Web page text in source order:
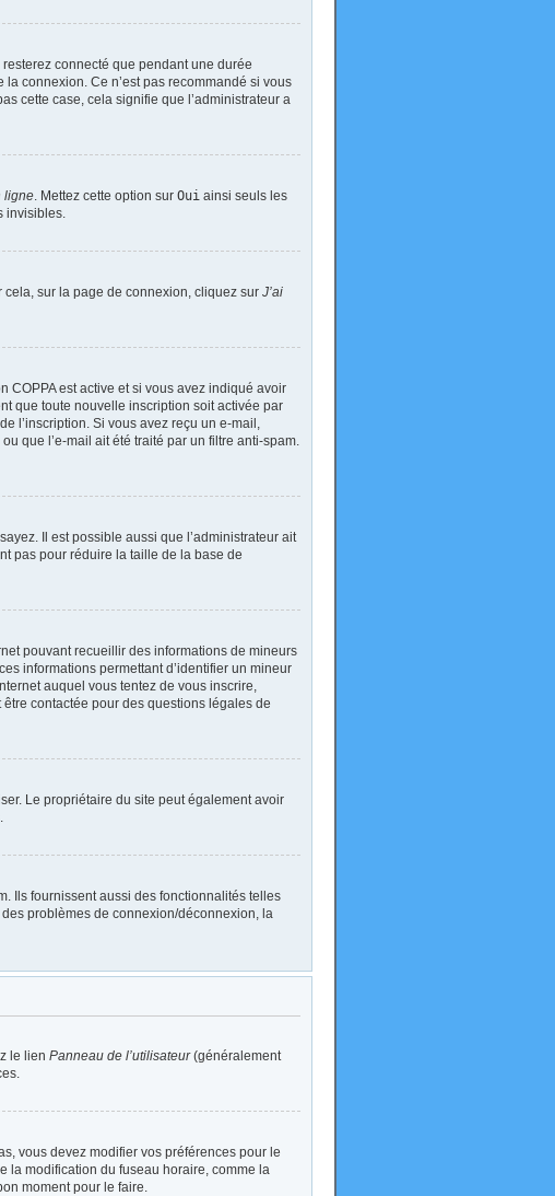
connecté que pendant une durée
connexion. Ce n’est pas recommandé si vous
cette case, cela signifie que l’administrateur a
ligne. Mettez cette option sur Oui ainsi seuls les
invisibles.
sur la page de connexion, cliquez sur J’ai
COPPA est active et si vous avez indiqué avoir
que toute nouvelle inscription soit activée par
l’inscription. Si vous avez reçu un e-mail,
que l’e-mail ait été traité par un filtre anti-spam.
Il est possible aussi que l’administrateur ait
pas pour réduire la taille de la base de
pouvant recueillir des informations de mineurs
informations permettant d’identifier un mineur
auquel vous tentez de vous inscrire,
contactée pour des questions légales de
Le propriétaire du site peut également avoir
Ils fournissent aussi des fonctionnalités telles
problèmes de connexion/déconnexion, la
le lien Panneau de l’utilisateur(généralement
vous devez modifier vos préférences pour le
la modification du fuseau horaire, comme la
moment pour le faire.